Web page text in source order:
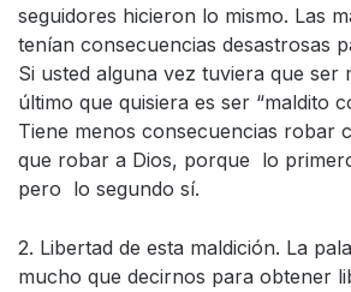
seguidores hicieron lo mismo. Las
tenían consecuencias desastrosas
Si usted alguna vez tuviera que ser
último que quisiera es ser “maldito
Tiene menos consecuencias robar
que robar a Dios, porque lo
pero lo segundo sí.
2. Libertad de esta maldición. La
mucho que decirnos para obtener